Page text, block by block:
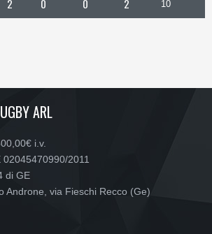
2 0 0 2 10
ARL
i.v.
2011
di GE
Androne, via Fieschi Recco (Ge)